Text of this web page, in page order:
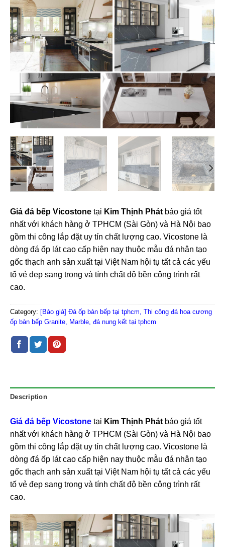
Giá đá bếp Vicostone tại Kim Thịnh Phát báo giá tốt
nhất với khách hàng ở TPHCM (Sài Gòn) và Hà Nội bao
gồm thi công lắp đặt uy tín chất lượng cao. Vicostone là
dòng đá ốp lát cao cấp hiện nay thuộc mẫu đá nhân tạo
gốc thạch anh sản xuất tại Việt Nam hội tụ tất cả các yếu
tố vẻ đẹp sang trọng và tính chất độ bền công trình rất
cao.
Category: [Báo giá] Đá ốp bàn bếp tại tphcm, Thi công đá hoa cương
ốp bàn bếp Granite, Marble, đá nung kết tại tphcm
Description
Giá đá bếp Vicostone tại Kim Thịnh Phát báo giá tốt
nhất với khách hàng ở TPHCM (Sài Gòn) và Hà Nội bao
gồm thi công lắp đặt uy tín chất lượng cao. Vicostone là
dòng đá ốp lát cao cấp hiện nay thuộc mẫu đá nhân tạo
gốc thạch anh sản xuất tại Việt Nam hội tụ tất cả các yếu
tố vẻ đẹp sang trọng và tính chất độ bền công trình rất
cao.